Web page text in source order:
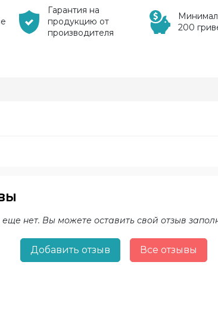
Гарантия на
продукцию от
производителя
200
еще нет. Вы можете оставить свой отзыв
Добавить отзыв Все отзывы